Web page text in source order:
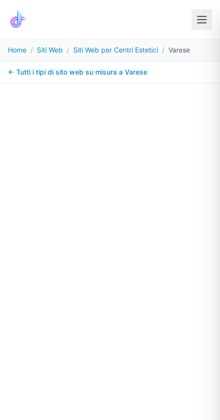
Home / Siti Web / Siti Web per Centri Estetici / Varese
← Tutti i tipi di sito web su misura a Varese